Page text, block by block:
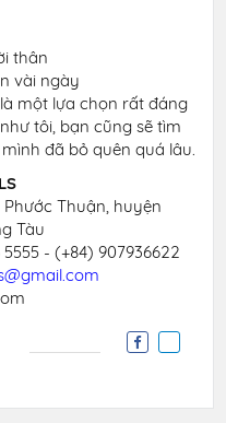
thân
vài ngày
là một lựa chọn rất đáng
tôi, bạn cũng sẽ tìm
đã bỏ quên quá lâu.
Thuận, huyện
Tàu
- (+84) 907936622